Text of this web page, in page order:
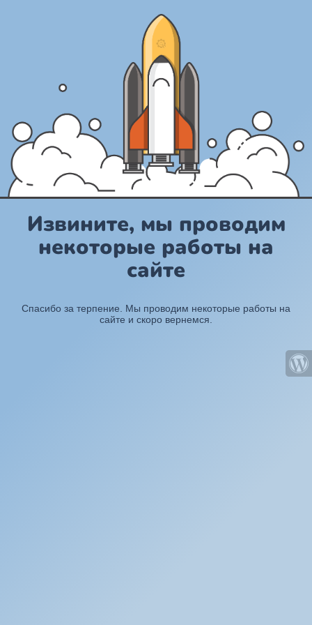
Извините, мы проводим
некоторые работы на
сайте
Спасибо за терпение. Мы проводим некоторые работы на
сайте и скоро вернемся.